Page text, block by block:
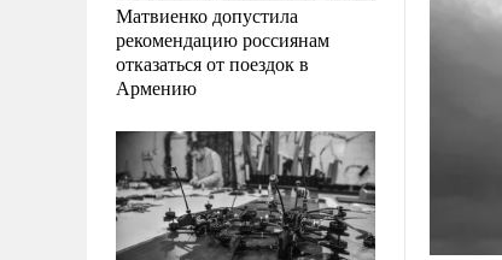
Матвиенко допустила
рекомендацию россиянам
отказаться от поездок в
Армению